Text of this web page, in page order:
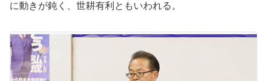
に動きが鈍く、世耕有利ともいわれる。